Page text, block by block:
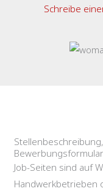
Schreibe
Job-Seiten sind auf
Handwerkbetrieben